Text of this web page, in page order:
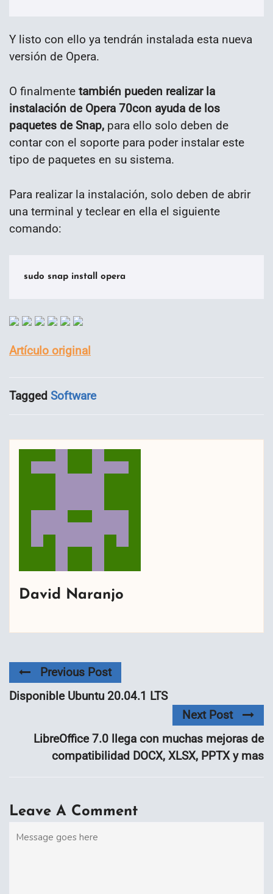
Y listo con ello ya tendrán instalada esta nueva
versión de Opera.
O finalmente también pueden realizar la
instalación de Opera 70con ayuda de los
paquetes de Snap, para ello solo deben de
contar con el soporte para poder instalar este
tipo de paquetes en su sistema.
Para realizar la instalación, solo deben de abrir
una terminal y teclear en ella el siguiente
comando:
sudo snap install opera
Artículo original
Tagged Software
David Naranjo
Previous Post
Disponible Ubuntu 20.04.1 LTS
Next Post
LibreOffice 7.0 llega con muchas mejoras de
compatibilidad DOCX, XLSX, PPTX y mas
Leave A Comment